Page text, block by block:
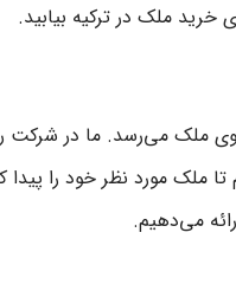
خرید ملک در ترکیه بیابید.
ملک می‌رسد. ما در شرکت رز
ملک مورد نظر خود را پیدا
می‌دهیم.